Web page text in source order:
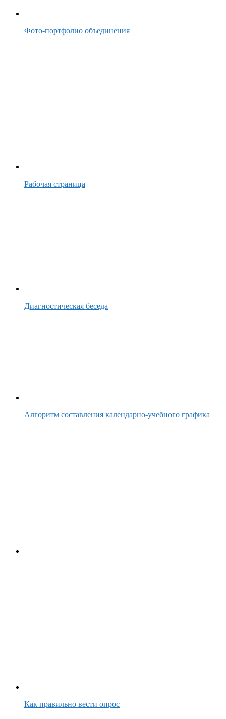
Фото-портфолио объединения
Рабочая страница
Диагностическая беседа
Алгоритм составления календарно-учебного графика
Как правильно вести опрос